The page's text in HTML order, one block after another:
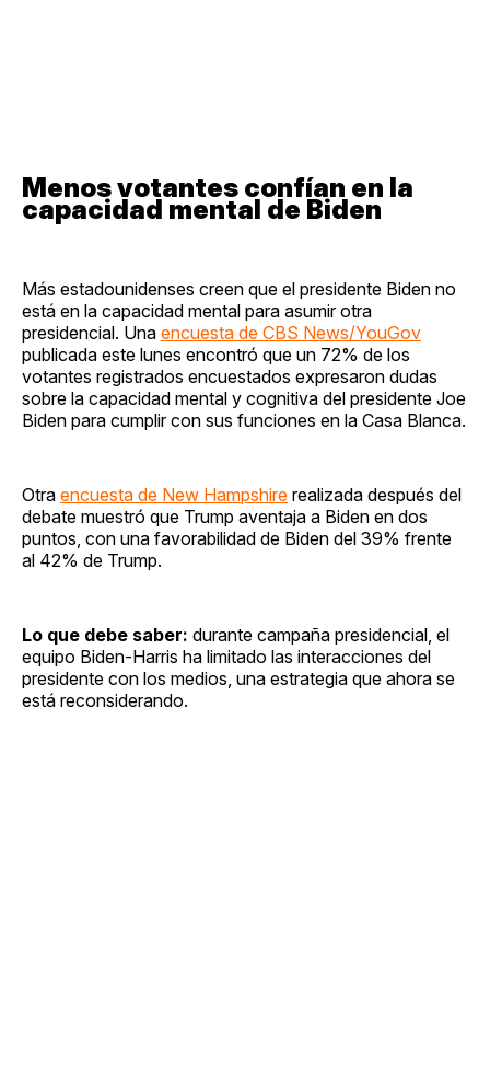
Menos votantes confían en la
capacidad mental de Biden
Más estadounidenses creen que el presidente Biden no
está en la capacidad mental para asumir otra
presidencial. Una encuesta de CBS News/YouGov
publicada este lunes encontró que un 72% de los
votantes registrados encuestados expresaron dudas
sobre la capacidad mental y cognitiva del presidente Joe
Biden para cumplir con sus funciones en la Casa Blanca.
Otra encuesta de New Hampshire realizada después del
debate muestró que Trump aventaja a Biden en dos
puntos, con una favorabilidad de Biden del 39% frente
al 42% de Trump.
Lo que debe saber: durante campaña presidencial, el
equipo Biden-Harris ha limitado las interacciones del
presidente con los medios, una estrategia que ahora se
está reconsiderando.